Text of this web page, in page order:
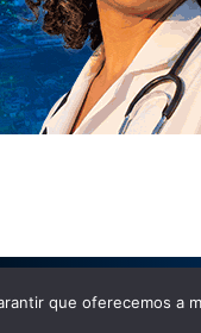
que oferecemos a